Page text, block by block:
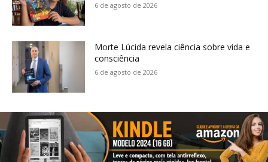
6 de agosto de 2026
Morte Lúcida revela ciência sobre vida e
consciência
6 de agosto de 2026